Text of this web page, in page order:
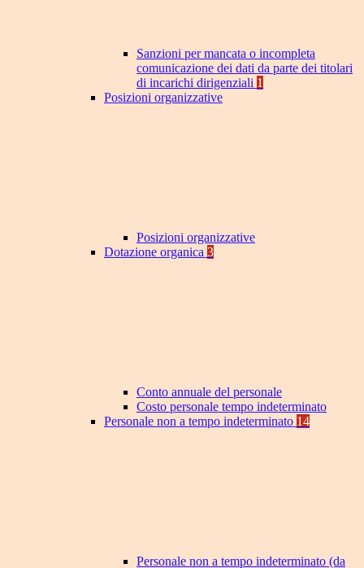
Sanzioni per mancata o incompleta
comunicazione dei dati da parte dei titolari
di incarichi dirigenziali 1
Posizioni organizzative
Posizioni organizzative
Dotazione organica 3
Conto annuale del personale
Costo personale tempo indeterminato
Personale non a tempo indeterminato 14
Personale non a tempo indeterminato (da